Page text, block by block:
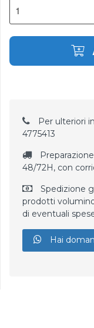
Per ulteriori
4775413
48/72H, con
Spedizione
prodotti
di eventuali
Hai